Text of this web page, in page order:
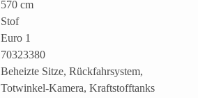
570 cm
Stof
Euro 1
70323380
Beheizte Sitze, Rückfahrsystem,
Totwinkel-Kamera, Kraftstofftanks